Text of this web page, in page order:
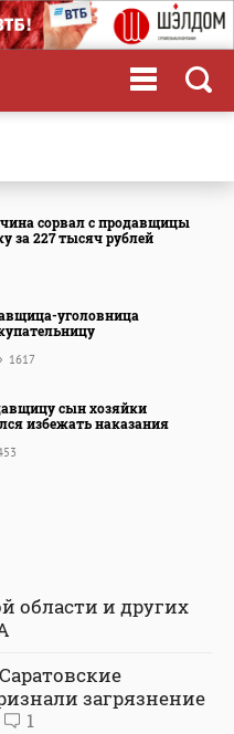
сорвал с продавщицы
за 227 тысяч рублей
уголовница
1617
сын хозяйки
избежать наказания
области и других
загрязнение
1